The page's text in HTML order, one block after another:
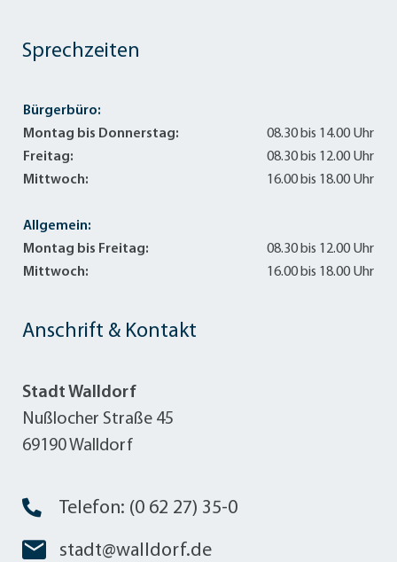
Anschrift & Kontakt
Stadt Walldorf
Nußlocher Straße 45
69190 Walldorf
Telefon: (0 62 27) 35-0
stadt@walldorf.de
Sprechzeiten
Bürgerbüro:
Montag bis Donnerstag:
08.30 bis 14.00 Uhr
Freitag:
08.30 bis 12.00 Uhr
Mittwoch:
16.00 bis 18.00 Uhr
Allgemein:
Montag bis Freitag:
08.30 bis 12.00 Uhr
Mittwoch:
16.00 bis 18.00 Uhr